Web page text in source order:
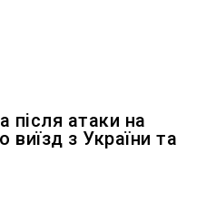
після атаки на
виїзд з України та